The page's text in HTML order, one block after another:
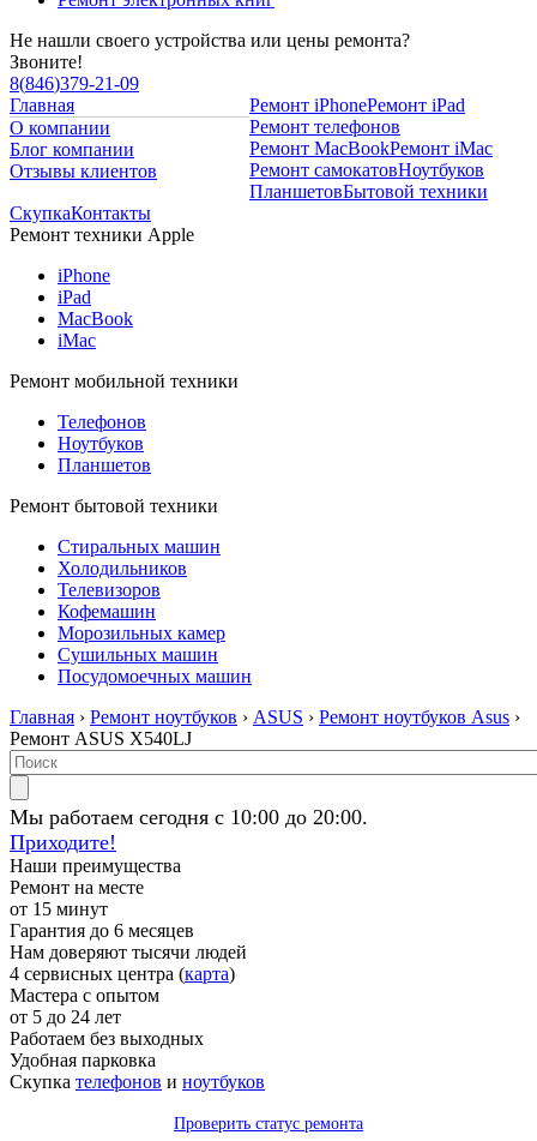
Не нашли своего устройства или цены ремонта?
Звоните!
8(846)379-21-09
Главная
О компании
Блог компании
Отзывы клиентов
Ремонт iPhoneРемонт iPad
Ремонт телефонов
Ремонт MacBookРемонт iMac
Ремонт самокатовНоутбуков
ПланшетовБытовой техники
СкупкаКонтакты
Ремонт техники Apple
iPhone
iPad
MacBook
iMac
Ремонт мобильной техники
Телефонов
Ноутбуков
Планшетов
Ремонт бытовой техники
Стиральных машин
Холодильников
Телевизоров
Кофемашин
Морозильных камер
Сушильных машин
Посудомоечных машин
Главная › Ремонт ноутбуков › ASUS › Ремонт ноутбуков Asus ›
Ремонт ASUS X540LJ
Мы работаем сегодня с 10:00 до 20:00.
Приходите!
Наши преимущества
Ремонт на месте
от 15 минут
Гарантия до 6 месяцев
Нам доверяют тысячи людей
4 сервисных центра (карта)
Мастера с опытом
от 5 до 24 лет
Работаем без выходных
Удобная парковка
Скупка телефонов и ноутбуков
Проверить статус ремонта